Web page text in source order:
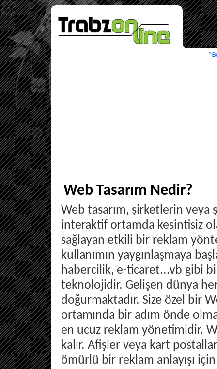
Web Tasarım Nedir?
Web tasarım, şirketlerin veya
interaktif ortamda kesintisiz
sağlayan etkili bir reklam
kullanımın yaygınlaşmaya
habercilik, e-ticaret...vb gibi
teknolojidir. Gelişen dünya
doğurmaktadır. Size özel bir
ortamında bir adım önde
en ucuz reklam yönetimidir.
kalır. Afişler veya kart
ömürlü bir reklam anlayışı